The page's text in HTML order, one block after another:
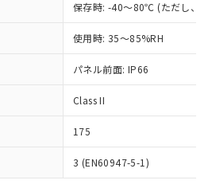
保存時: -40～80℃ (ただし、氷
使用時: 35～85%RH
パネル前面: IP66
Class II
175
3 (EN60947-5-1)
先、またはお客様担当のオ
機器販売店・当社販売員に
御機器販売店や当社販売拠
ネットワーク
」をご確認
よび標準価格結果を当社の
なく第三者に漏洩または開
お願いします。
機能（部品リスト作成サー
利用いただくには、I-Web
以下、フタル酸ジイソブチル
業用監視および制御機器に対する
の４物質については閾値を超える意
を確認しています。
替え状況などにより、予定
があります。
、 BBP(フタル酸ブチルベンジ
エチルヘキシル)) : 1000ppm
質（10物質）のすべてが基
とを示します。
使用状況下において有害物
いし、環境に深刻な影響を
意味します。
な手段を講じます。
製品を、核兵器、ミサイ
器、生物兵器またはその他
これらの製造装置等に一切
社製品を第三者に販売する
記1、2および3の内容を当
通知します。また当社は、
び販売に係わる関係者が違
るおそれがある場合は、取
たしません。
には満たないが在庫あり
し(最新の在庫状況につ
、お客様のお取引先、ま
客様担当のオムロン制御
売店・当社販売員にご確
産機種、また在庫状況の
公開していない機種